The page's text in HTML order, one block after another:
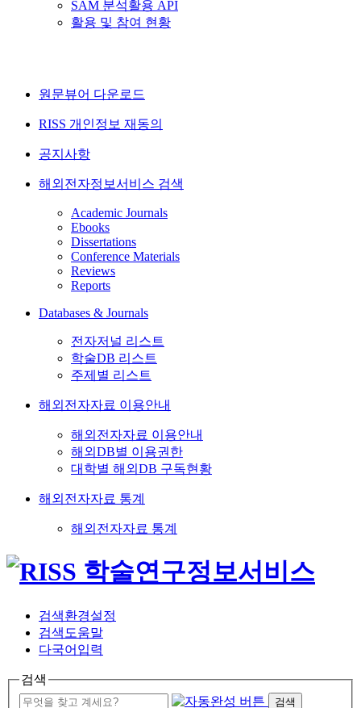
SAM 분석활용 API
활용 및 참여 현황
원문뷰어 다운로드
RISS 개인정보 재동의
공지사항
해외전자정보서비스 검색
Academic Journals
Ebooks
Dissertations
Conference Materials
Reviews
Reports
Databases & Journals
전자저널 리스트
학술DB 리스트
주제별 리스트
해외전자자료 이용안내
해외전자자료 이용안내
해외DB별 이용권한
대학별 해외DB 구독현황
해외전자자료 통계
해외전자자료 통계
검색환경설정
검색도움말
다국어입력
검색
검색